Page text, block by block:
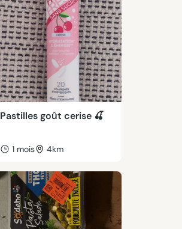
Pastilles goût cerise 🍒
1 mois 4km